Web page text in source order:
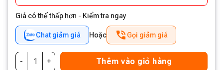
Giá có thể thấp hơn - Kiểm tra ngay
Chat giảm giá Hoặc Gọi giảm giá
Thêm vào giỏ hàng